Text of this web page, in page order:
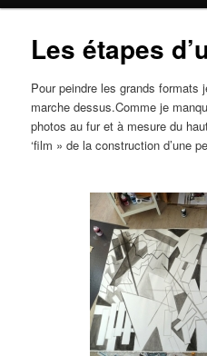
Les étapes
Pour peindre les grands formats
marche dessus.Comme je
photos au fur et à mesure du
‘film » de la construction d’une